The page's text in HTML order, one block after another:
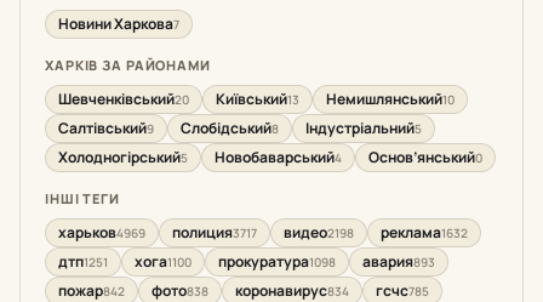
Новини Харкова7
ХАРКІВ ЗА РАЙОНАМИ
Шевченківський20 Київський13 Немишлянський10
Салтівський9 Слобідський8 Індустріальний5
Холодногірський5 Новобаварський4 Основ’янський0
ІНШІ ТЕГИ
харьков4969 полиция3717 видео2198 реклама1632
дтп1251 хога1100 прокуратура1098 авария893
пожар842 фото838 коронавирус834 гсчс785